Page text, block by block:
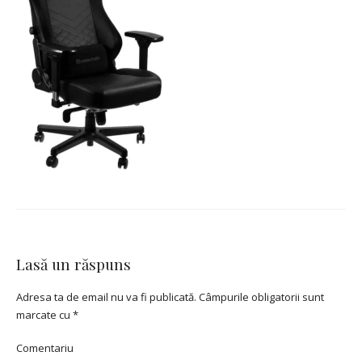
Lasă un răspuns
Adresa ta de email nu va fi publicată. Câmpurile obligatorii sunt
marcate cu *
Comentariu